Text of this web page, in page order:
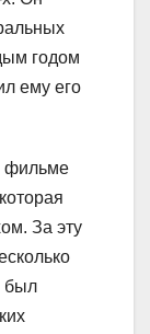
годом
ему его
фильме
За эту
был